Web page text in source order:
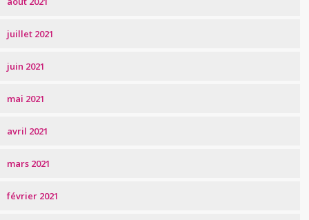
juillet 2021
juin 2021
mai 2021
avril 2021
mars 2021
février 2021